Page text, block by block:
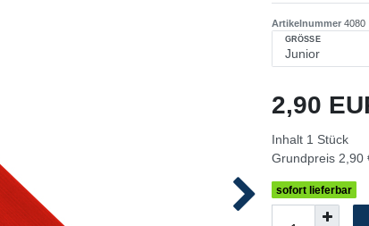
Artikelnummer 4080
GRÖSSE
2,90
Inhalt 1 Stück
Grundpreis 2,90
sofort lieferbar